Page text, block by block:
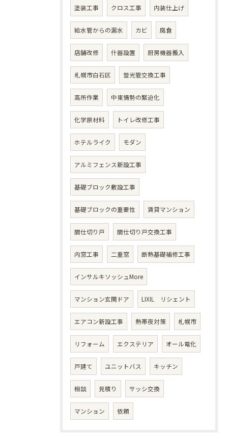
塗装工事 クロス工事 内装仕上げ
給水管からの漏水 カビ 腐食
店舗改修 什器設置 厨房機器搬入
札幌市白石区 蛍光管交換工事
高所作業 中東情勢の緊迫化
化学原材料 トイレ改修工事
ホテルライク モダン
アルミフェンス新設工事
基礎ブロック敷設工事
基礎ブロックの重要性 賃貸マンション
間仕切り戸 間仕切り戸交換工事
内窓工事 二重窓 断熱基礎補修工事
インサルキソッシュMore
マンション玄関ドア LIXIL リシェント
エアコン新設工事 熱帯夜対策 札幌市
リフォーム エクステリア オール電化
戸建て ユニットバス キッチン
相談 見積り サッシ交換
マンション 依頼